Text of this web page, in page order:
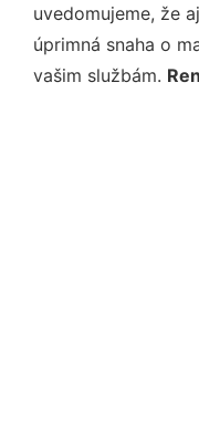
uvedomujeme, že
úprimná snaha o
vašim službám.